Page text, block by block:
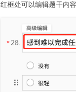
红框处可以编辑题干内